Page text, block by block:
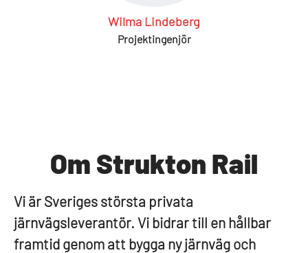
Wilma Lindeberg
Projektingenjör
Om Strukton Rail
Vi är Sveriges största privata
järnvägsleverantör. Vi bidrar till en hållbar
framtid genom att bygga ny järnväg och